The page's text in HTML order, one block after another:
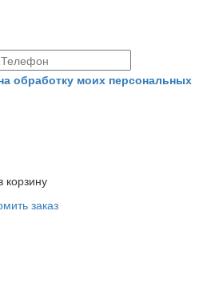
обработку моих персональных
корзину
заказ